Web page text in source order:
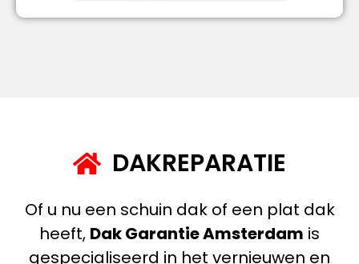
DAKREPARATIE
Of u nu een schuin dak of een plat dak
heeft, Dak Garantie Amsterdam is
gespecialiseerd in het vernieuwen en